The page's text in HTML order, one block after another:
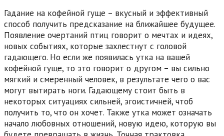
Гадание на кофейной гуще – вкусный и эффективный
способ получить предсказание на ближайшее будущее.
Появление очертаний птиц говорит о мечтах и идеях,
новых событиях, которые захлестнут с головой
гадающего. Но если же появилась утка на вашей
кофейной гуще, то это говорит о другом – вы сильно
мягкий и смеренный человек, в результате чего о вас
могут вытирать ноги. Гадающему стоит быть в
некоторых ситуациях сильней, эгоистичней, чтоб
получить то, что он хочет. Также утка может означать
начало любовных отношений, новую идею, которую вы